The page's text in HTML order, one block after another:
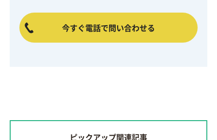
今すぐ電話で問い合わせる
ピックアップ関連記事